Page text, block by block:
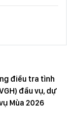
điều tra tình
đầu vụ, dự
Mùa 2026